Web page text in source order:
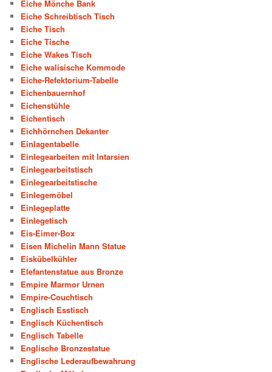
Eiche Mönche Bank
Eiche Schreibtisch Tisch
Eiche Tisch
Eiche Tische
Eiche Wakes Tisch
Eiche walisische Kommode
Eiche-Refektorium-Tabelle
Eichenbauernhof
Eichenstühle
Eichentisch
Eichhörnchen Dekanter
Einlagentabelle
Einlegearbeiten mit Intarsien
Einlegearbeitstisch
Einlegearbeitstische
Einlegemöbel
Einlegeplatte
Einlegetisch
Eis-Eimer-Box
Eisen Michelin Mann Statue
Eiskübelkühler
Elefantenstatue aus Bronze
Empire Marmor Urnen
Empire-Couchtisch
Englisch Esstisch
Englisch Küchentisch
Englisch Tabelle
Englische Bronzestatue
Englische Lederaufbewahrung